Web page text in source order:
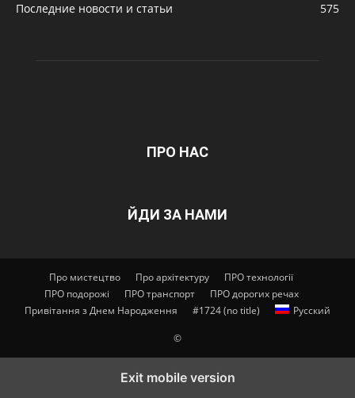
Последние новости и статьи 575
ПРО НАС
ЙДИ ЗА НАМИ
Про мистецтво Про архітектуру
ПРО технології
ПРО подорожі
ПРО транспорт
ПРО дорогих речах
Привітання з Днем Народження
#1724 (no title) Русский
©
Exit mobile version